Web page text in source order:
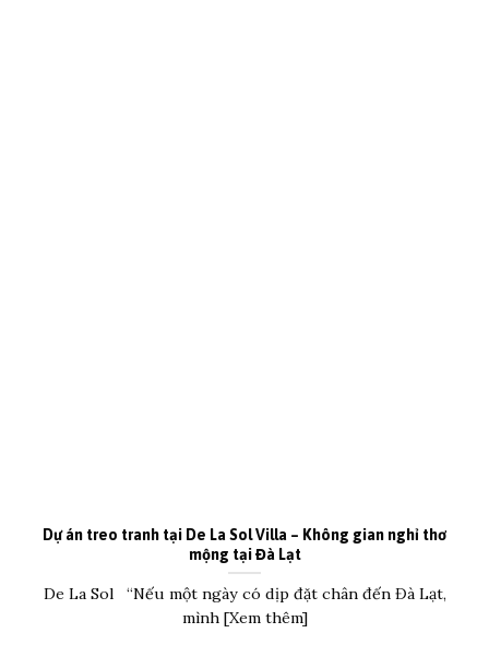
Dự án treo tranh tại De La Sol Villa – Không gian nghỉ thơ
mộng tại Đà Lạt
De La Sol “Nếu một ngày có dịp đặt chân đến Đà Lạt,
mình [Xem thêm]